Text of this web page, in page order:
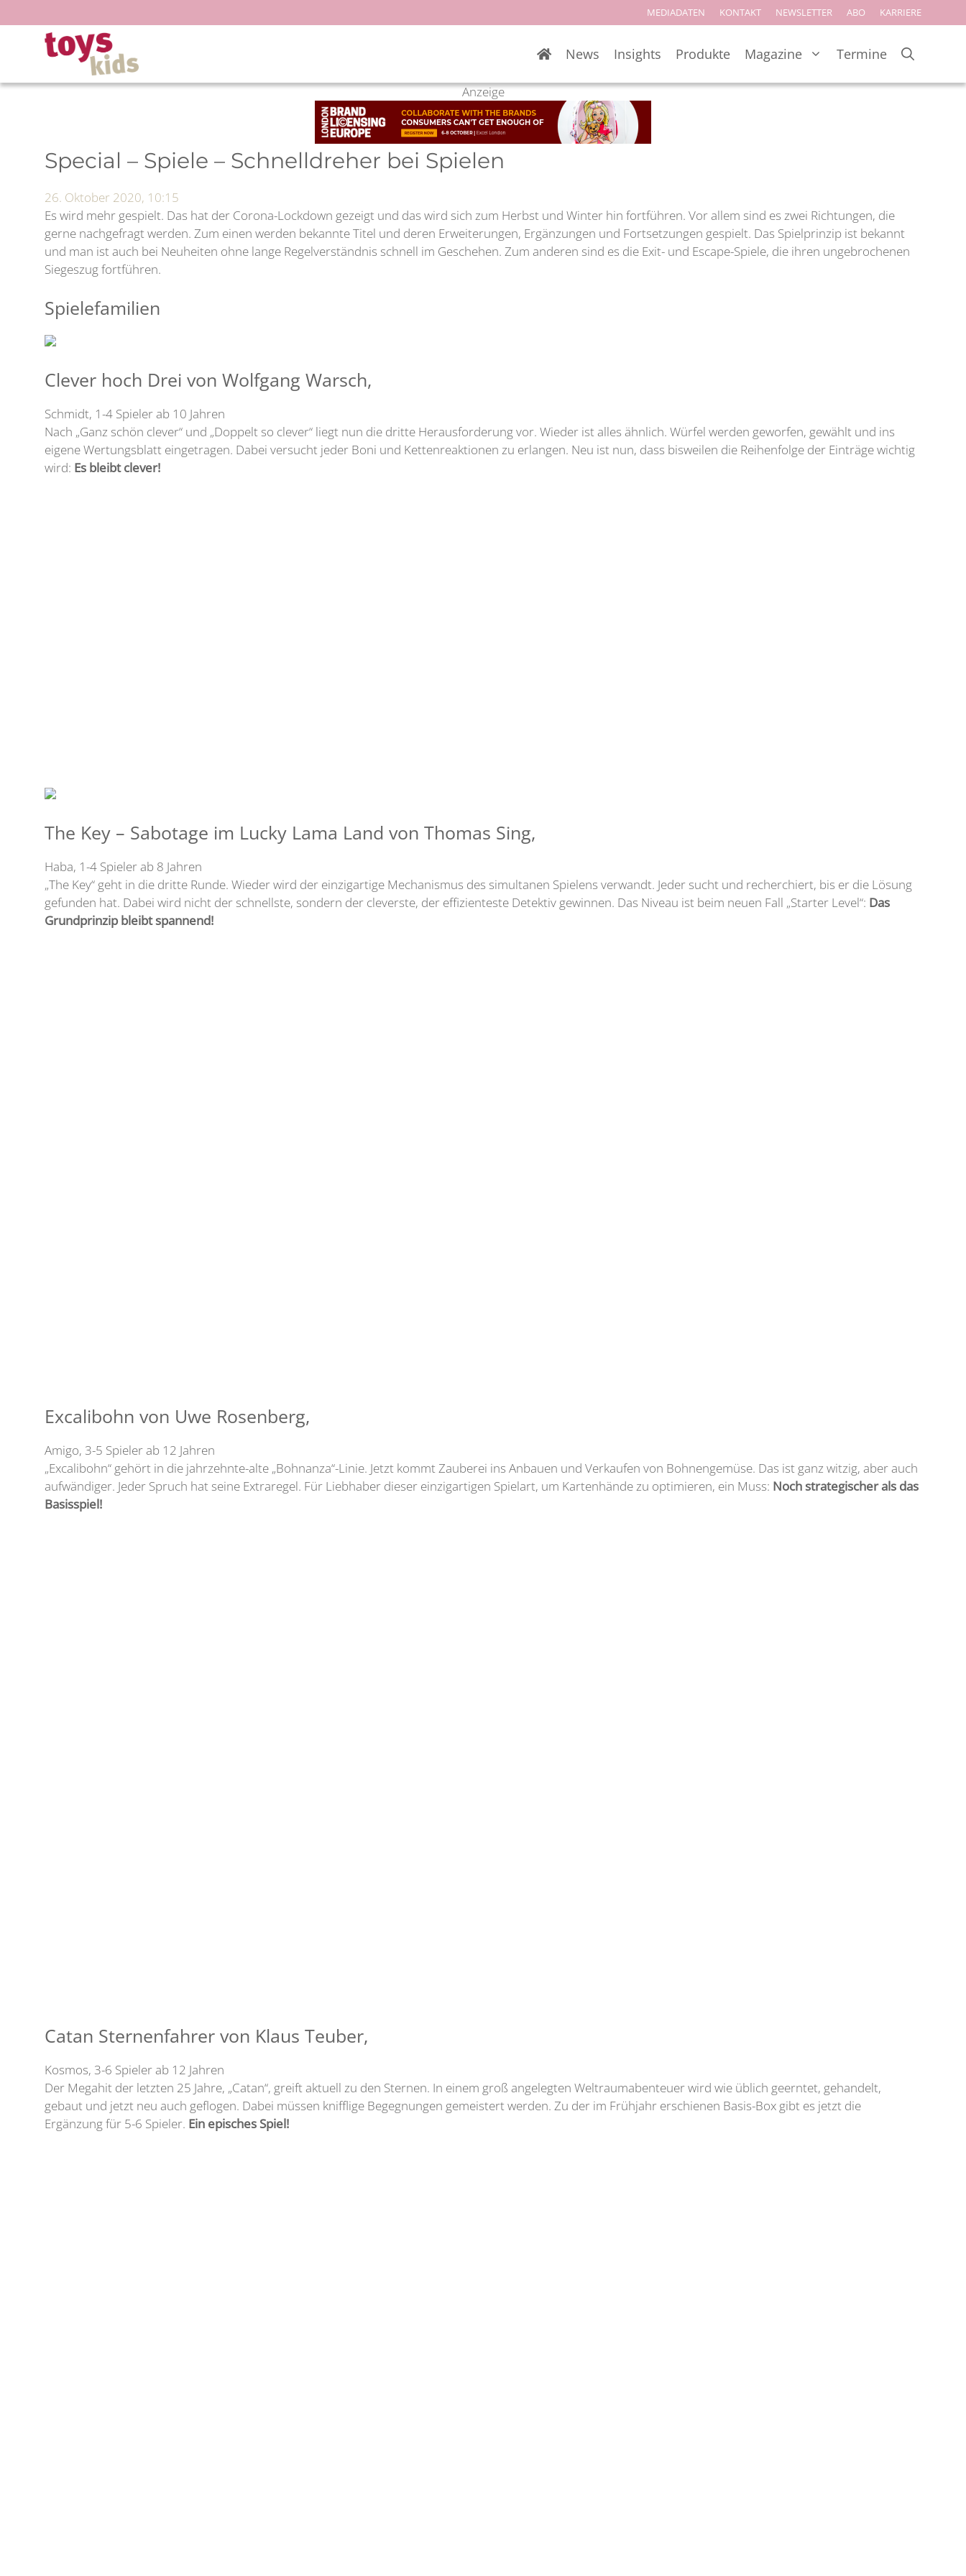
Inhalt
springen
MEDIADATEN KONTAKT NEWSLETTER ABO KARRIERE
News Insights Produkte Magazine Termine
Anzeige
Special – Spiele – Schnelldreher bei Spielen
26. Oktober 2020, 10:15
Es wird mehr gespielt. Das hat der Corona-Lockdown gezeigt und das wird sich zum Herbst und Winter hin fortführen. Vor allem sind es zwei Richtungen, die
gerne nachgefragt werden. Zum einen werden bekannte Titel und deren Erweiterungen, Ergänzungen und Fortsetzungen gespielt. Das Spielprinzip ist bekannt
und man ist auch bei Neuheiten ohne lange Regelverständnis schnell im Geschehen. Zum anderen sind es die Exit- und Escape-Spiele, die ihren ungebrochenen
Siegeszug fortführen.
Spielefamilien
Clever hoch Drei von Wolfgang Warsch,
Schmidt, 1-4 Spieler ab 10 Jahren
Nach „Ganz schön clever“ und „Doppelt so clever“ liegt nun die dritte Herausforderung vor. Wieder ist alles ähnlich. Würfel werden geworfen, gewählt und ins
eigene Wertungsblatt eingetragen. Dabei versucht jeder Boni und Kettenreaktionen zu erlangen. Neu ist nun, dass bisweilen die Reihenfolge der Einträge wichtig
wird: Es bleibt clever!
The Key – Sabotage im Lucky Lama Land von Thomas Sing,
Haba, 1-4 Spieler ab 8 Jahren
„The Key“ geht in die dritte Runde. Wieder wird der einzigartige Mechanismus des simultanen Spielens verwandt. Jeder sucht und recherchiert, bis er die Lösung
gefunden hat. Dabei wird nicht der schnellste, sondern der cleverste, der effizienteste Detektiv gewinnen. Das Niveau ist beim neuen Fall „Starter Level“: Das
Grundprinzip bleibt spannend!
Excalibohn von Uwe Rosenberg,
Amigo, 3-5 Spieler ab 12 Jahren
„Excalibohn“ gehört in die jahrzehnte-alte „Bohnanza“-Linie. Jetzt kommt Zauberei ins Anbauen und Verkaufen von Bohnengemüse. Das ist ganz witzig, aber auch
aufwändiger. Jeder Spruch hat seine Extraregel. Für Liebhaber dieser einzigartigen Spielart, um Kartenhände zu optimieren, ein Muss: Noch strategischer als das
Basisspiel!
Catan Sternenfahrer von Klaus Teuber,
Kosmos, 3-6 Spieler ab 12 Jahren
Der Megahit der letzten 25 Jahre, „Catan“, greift aktuell zu den Sternen. In einem groß angelegten Weltraumabenteuer wird wie üblich geerntet, gehandelt,
gebaut und jetzt neu auch geflogen. Dabei müssen knifflige Begegnungen gemeistert werden. Zu der im Frühjahr erschienen Basis-Box gibt es jetzt die
Ergänzung für 5-6 Spieler. Ein episches Spiel!